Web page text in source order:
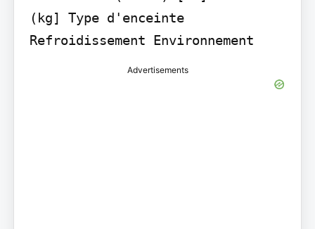
(kg] Type d'enceinte
Refroidissement Environnement
Advertisements